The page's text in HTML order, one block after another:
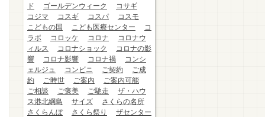
ド
ゴールデンウィーク
コサギ
コジマ
コスギ コスパ
コスモ
こどもの国
こども医療センター
コ
ラボ
コロッケ コロナ
コロナウ
ィルス
コロナショック
コロナの影
響
コロナ影響 コロナ禍
コンシ
ェルジュ
コンビニ ご契約
ご成
約
ご時世 ご案内
ご案内可能
ご相談
ご褒美 ご馳走
ザ・ハウ
ス港北綱島
サイズ
さくらの名所
さくらんぼ
さくら祭り
ザセンター